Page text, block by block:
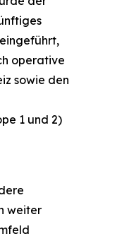
operative
sowie den
1 und 2)
weiter